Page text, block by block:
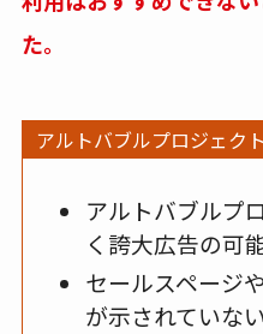
た。
アルトバブルプロジェク
アルトバブルプ
く誇大広告の可
セールスページ
が示されていな